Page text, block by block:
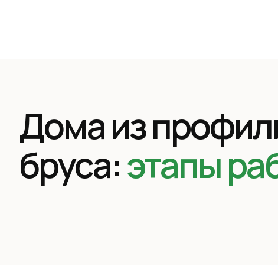
Дома из
бруса:этапы